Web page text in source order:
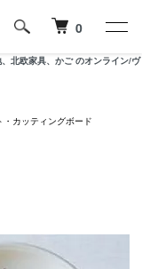
北欧家具、かご のオンライン/ヴ
0
カッティングボード